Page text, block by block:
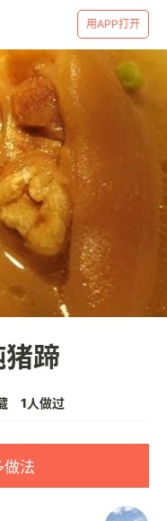
用APP打开
蹄
1人做过
做法